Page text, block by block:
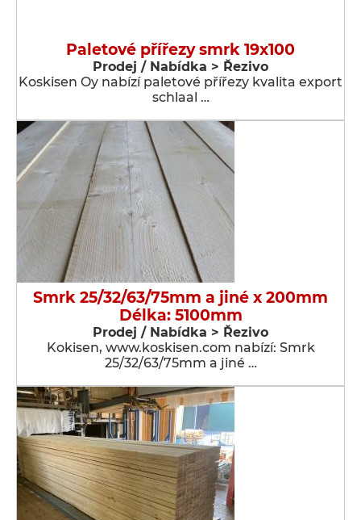
Paletové přířezy smrk 19x100
Prodej / Nabídka > Řezivo
Koskisen Oy nabízí paletové přířezy kvalita export
schlaal …
Smrk 25/32/63/75mm a jiné x 200mm
Délka: 5100mm
Prodej / Nabídka > Řezivo
Kokisen, www.koskisen.com nabízí: Smrk
25/32/63/75mm a jiné …